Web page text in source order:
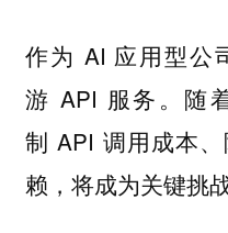
作为 AI 应用型公
游 API 服务。随
制 API 调用成本
赖，将成为关键挑战